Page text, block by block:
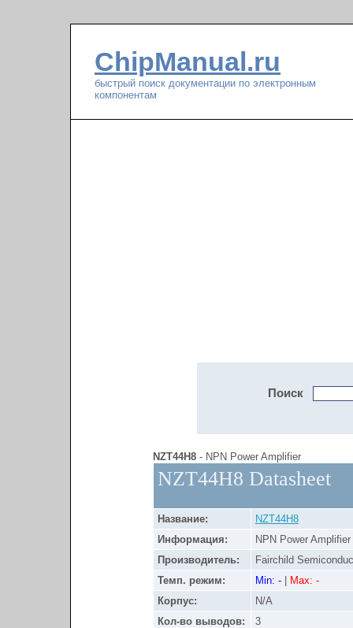
ChipManual.ru
быстрый поиск документации по электронным
компонентам
Поиск
NZT44H8 - NPN Power Amplifier
NZT44H8 Datasheet
Название:
NZT44H8
Информация:
NPN Power Amplifier
Производитель:
Fairchild
Темп. режим:
Min: -
Max: -
Корпус:
N/A
Кол-во выводов:
3